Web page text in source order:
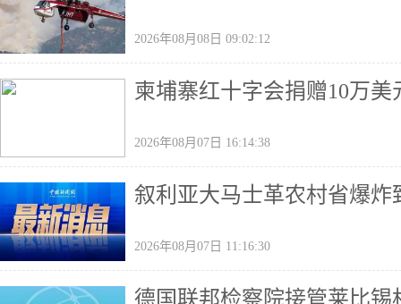
2026年08月08日 09:02:12
柬埔寨红十字会捐赠10万
2026年08月07日 16:14:38
叙利亚大马士革农村省爆炸
2026年08月07日 11:16:30
德国联邦检察院接管莱比